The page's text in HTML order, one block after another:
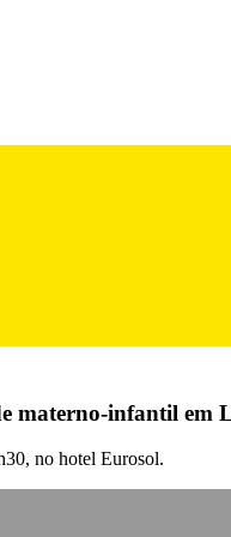
materno-infantil em
no hotel Eurosol.